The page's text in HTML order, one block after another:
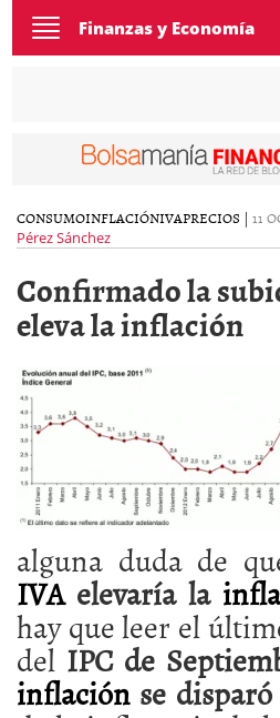
Toggle
navigation
Finanzas y Economía
CONSUMOINFLACIÓNIVAPRECIOS | 11
Pérez Sánchez
Confirmado la
eleva la inflación
alguna duda de
IVAelevaría la
hay que leer el
del IPC de
inflación se disparó